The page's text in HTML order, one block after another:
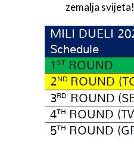
zemalja svijeta!